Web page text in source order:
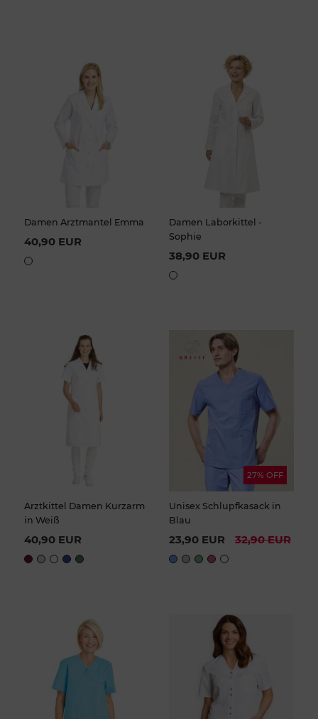
Damen Arztmantel Emma
40,90 EUR
Damen Laborkittel -
Sophie
38,90 EUR
Arztkittel Damen Kurzarm
in Weiß
40,90 EUR
27% OFF
Unisex Schlupfkasack in
Blau
23,90 EUR 32,90 EUR